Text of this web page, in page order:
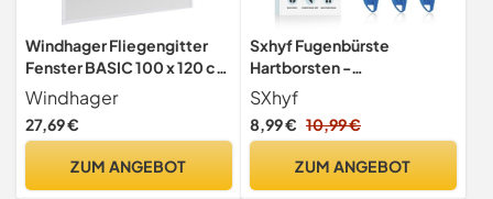
Windhager Fliegengitter
Fenster BASIC 100 x 120 cm
Weiß,
Insektenschutzfenster
individuell kürzbar,
ohne bohren, passgenau
Windhager
27,69 €
ZUM ANGEBOT
Sxhyf Fugenbürste
Hartborsten -
Multifunktionale
Reinigungsbürste Bad
SXhyf
8,99 € 10,99 €
ZUM ANGEBOT